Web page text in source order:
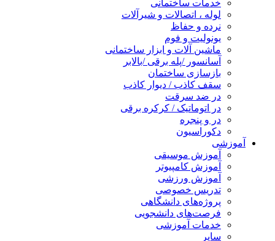
خدمات ساختمانی
لوله ، اتصالات و شیرآلات
نرده و حفاظ
یونولیت و فوم
ماشین آلات و ابزار ساختمانی
آسانسور /پله برقی /بالابر
بازسازی ساختمان
سقف کاذب / دیوار کاذب
در ضد سرقت
در اتوماتیک / کرکره برقی
در و پنجره
دکوراسیون
آموزشی
آموزش موسیقی
آموزش کامپیوتر
آموزش ورزشی
تدریس خصوصی
پروژه‌های دانشگاهی
فرصت‌های دانشجویی
خدمات آموزشی
سایر